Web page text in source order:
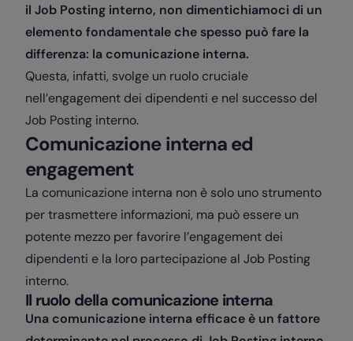
il Job Posting interno, non dimentichiamoci di un
elemento fondamentale che spesso può fare la
differenza: la comunicazione interna.
Questa, infatti, svolge un ruolo cruciale
nell’engagement dei dipendenti e nel successo del
Job Posting interno.
Comunicazione interna ed
engagement
La comunicazione interna non è solo uno strumento
per trasmettere informazioni, ma può essere un
potente mezzo per favorire l’engagement dei
dipendenti e la loro partecipazione al Job Posting
interno.
Il ruolo della comunicazione interna
Una comunicazione interna efficace è un fattore